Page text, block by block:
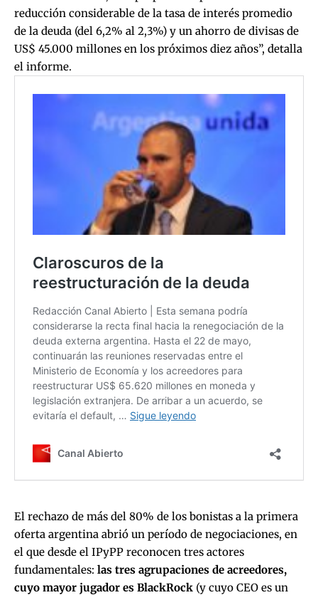
reducción considerable de la tasa de interés promedio
de la deuda (del 6,2% al 2,3%) y un ahorro de divisas de
US$ 45.000 millones en los próximos diez años”, detalla
el informe.
El rechazo de más del 80% de los bonistas a la primera
oferta argentina abrió un período de negociaciones, en
el que desde el IPyPP reconocen tres actores
fundamentales: las tres agrupaciones de acreedores,
cuyo mayor jugador es BlackRock (y cuyo CEO es un